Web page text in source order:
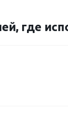
где